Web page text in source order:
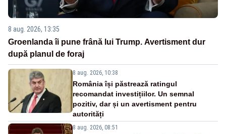
8 aug. 2026, 13:35
Groenlanda îi pune frână lui Trump. Avertisment dur
după planul de foraj
8 aug. 2026, 10:38
România își păstrează ratingul
recomandat investițiilor. Un semnal
pozitiv, dar și un avertisment pentru
autorități
8 aug. 2026, 08:51